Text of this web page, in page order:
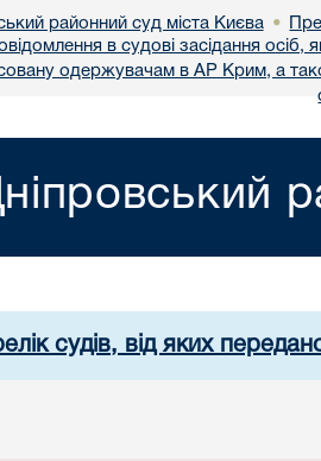
районний суд міста Києва •
в судові засідання
одержувачам в АР Крим, а
судів, від яких